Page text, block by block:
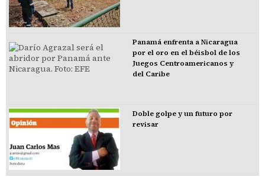
Panamá enfrenta a Nicaragua
por el oro en el béisbol de los
Juegos Centroamericanos y
del Caribe
Doble golpe y un futuro por
revisar